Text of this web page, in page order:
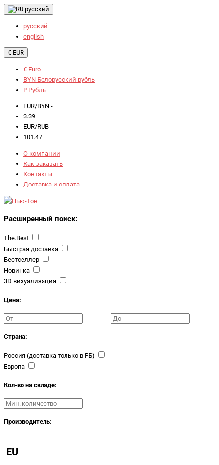
русский
русский
english
€ EUR
€ Euro
BYN Белорусский рубль
₽ Рубль
EUR/BYN -
3.39
EUR/RUB -
101.47
О компании
Как заказать
Контакты
Доставка и оплата
Расширенный поиск:
The.Best
Быстрая доставка
Бестселлер
Новинка
3D визуализация
Цена:
Страна:
Россия (доставка только в РБ)
Европа
Кол-во на складе:
Производитель:
EU